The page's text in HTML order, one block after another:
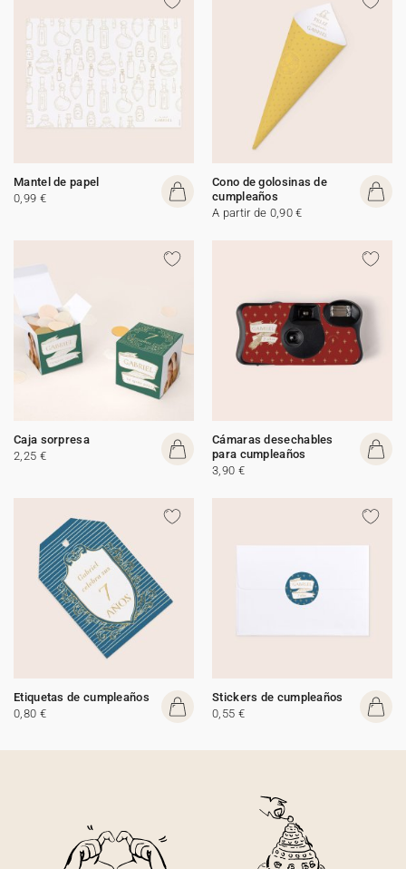
Mantel de papel
0,99 €
Cono de golosinas de
cumpleaños
A partir de 0,90 €
Caja sorpresa
2,25 €
Cámaras desechables
para cumpleaños
3,90 €
Etiquetas de cumpleaños
0,80 €
Stickers de cumpleaños
0,55 €